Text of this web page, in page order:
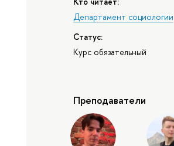
Департамент социологии
Статус:
Курс обязательный
Преподаватели